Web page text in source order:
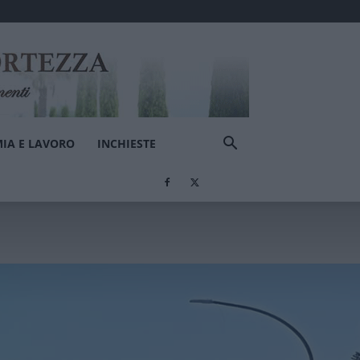
E LAVORO INCHIESTE